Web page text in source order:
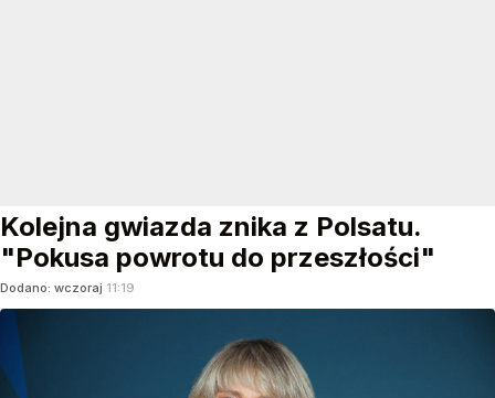
Kolejna gwiazda znika z Polsatu.
"Pokusa powrotu do przeszłości"
Dodano: wczoraj 11:19